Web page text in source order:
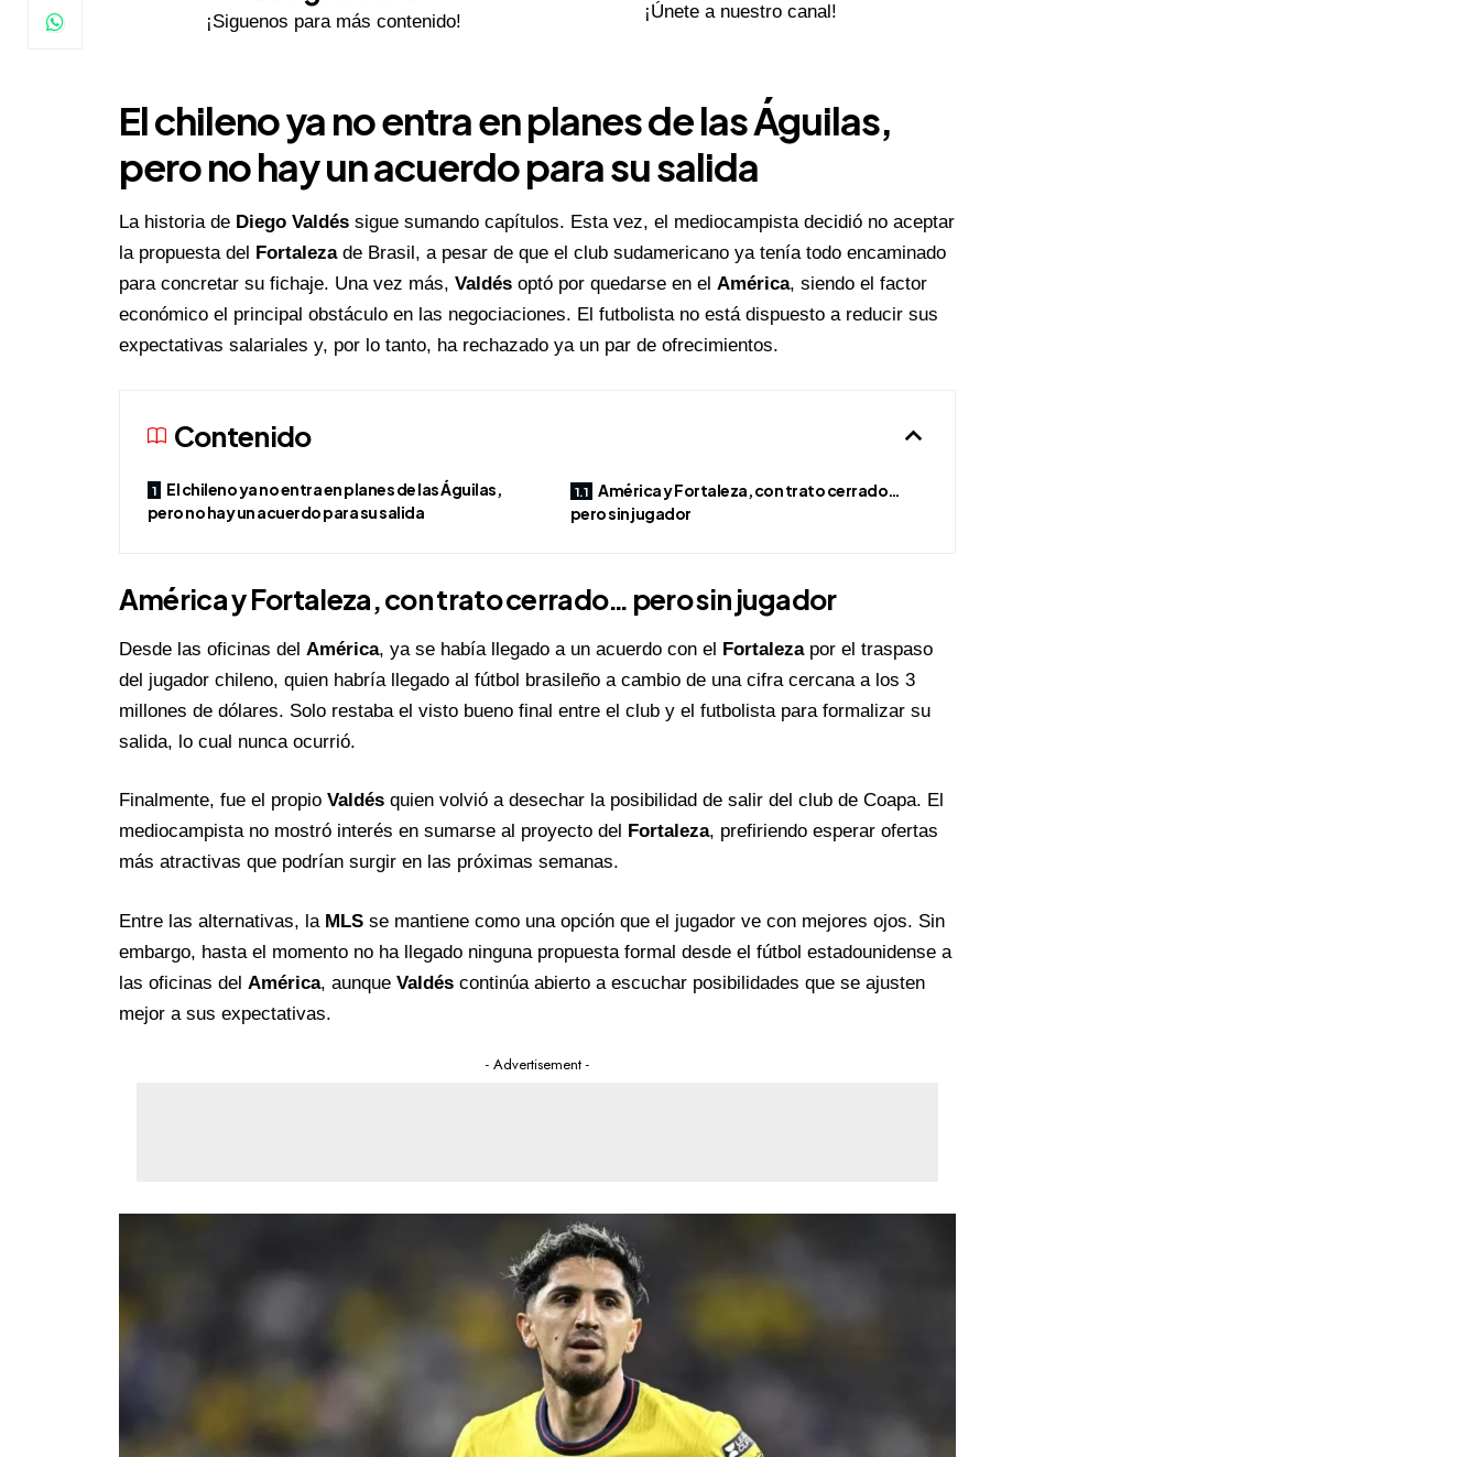
¡Siguenos para más contenido! ¡Únete a nuestro canal!
El chileno ya no entra en planes de las Águilas,
pero no hay un acuerdo para su salida
La historia de Diego Valdéssigue sumando capítulos. Esta vez, el mediocampista decidió no aceptar
la propuesta del
Fortalezade Brasil, a pesar de que el club sudamericano ya tenía todo encaminado
para concretar su fichaje. Una vez más, Valdésoptó por quedarse en el América, siendo el factor
económico el principal obstáculo en las negociaciones. El futbolista no está dispuesto a reducir sus
expectativas salariales y, por lo tanto, ha rechazado ya un par de ofrecimientos.
Contenido
El chileno ya no entra en planes de las Águilas,
pero no hay un acuerdo para su salida
América y Fortaleza, con trato cerrado…
pero sin jugador
AméricayFortaleza, con trato cerrado… pero sin jugador
Desde las oficinas del América, ya se había llegado a un acuerdo con el Fortalezapor el traspaso
del jugador chileno, quien habría llegado al fútbol brasileño a cambio de una cifra cercana a los 3
millones de dólares. Solo restaba el visto bueno final entre el club y el futbolista para formalizar su
salida, lo cual nunca ocurrió.
Finalmente, fue el propio Valdésquien volvió a desechar la posibilidad de salir del club de Coapa. El
mediocampista no mostró interés en sumarse al proyecto del Fortaleza, prefiriendo esperar ofertas
más atractivas que podrían surgir en las próximas semanas.
Entre las alternativas, la MLSse mantiene como una opción que el jugador ve con mejores ojos. Sin
embargo, hasta el momento no ha llegado ninguna propuesta formal desde el fútbol estadounidense a
las oficinas del América, aunque Valdéscontinúa abierto a escuchar posibilidades que se ajusten
mejor a sus expectativas.
- Advertisement -